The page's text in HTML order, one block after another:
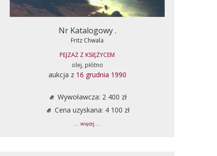
Nr Katalogowy .
Fritz Chwala
PEJZAŻ Z KSIĘŻYCEM
olej, płótno
aukcja z 16 grudnia 1990
Wywoławcza: 2 400 zł
Cena uzyskana: 4 100 zł
... więcej ...